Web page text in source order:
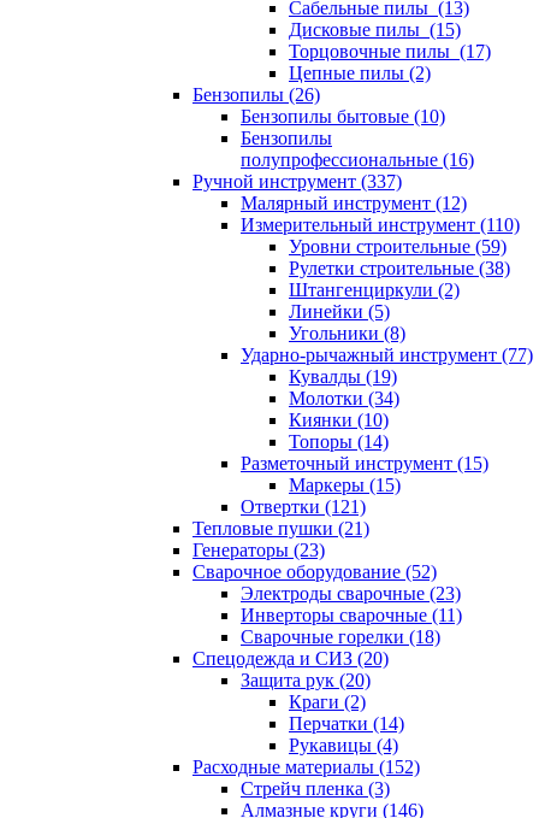
Сабельные пилы (13)
Дисковые пилы (15)
Торцовочные пилы (17)
Цепные пилы (2)
Бензопилы (26)
Бензопилы бытовые (10)
Бензопилы
полупрофессиональные (16)
Ручной инструмент (337)
Малярный инструмент (12)
Измерительный инструмент (110)
Уровни строительные (59)
Рулетки строительные (38)
Штангенциркули (2)
Линейки (5)
Угольники (8)
Ударно-рычажный инструмент (77)
Кувалды (19)
Молотки (34)
Киянки (10)
Топоры (14)
Разметочный инструмент (15)
Маркеры (15)
Отвертки (121)
Тепловые пушки (21)
Генераторы (23)
Сварочное оборудование (52)
Электроды сварочные (23)
Инверторы сварочные (11)
Сварочные горелки (18)
Спецодежда и СИЗ (20)
Защита рук (20)
Краги (2)
Перчатки (14)
Рукавицы (4)
Расходные материалы (152)
Стрейч пленка (3)
Алмазные круги (146)